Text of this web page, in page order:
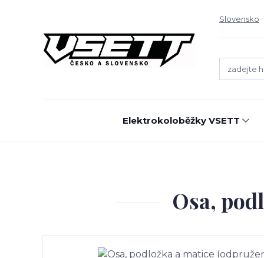
Slovensko
Elektrokoloběžky VSETT
Osa,